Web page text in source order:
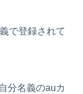
で登録されて
分名義のauカ